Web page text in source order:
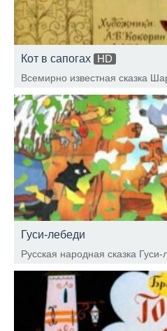
Кот в сапогах
HD
Всемирно известная сказка
Гуси-лебеди
Русская народная сказка Гуси-